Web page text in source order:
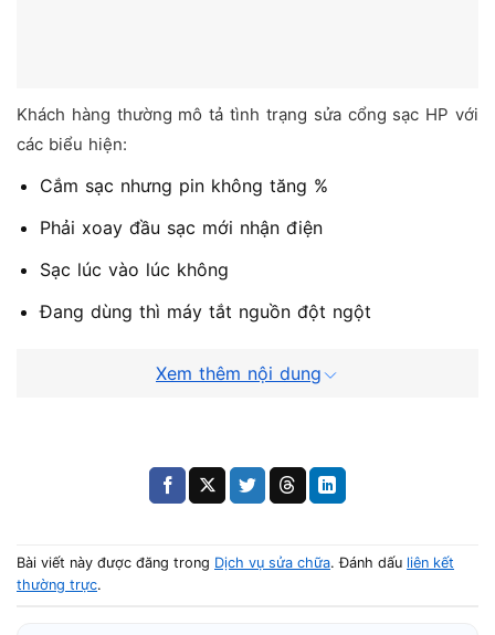
Khách hàng thường mô tả tình trạng sửa cổng sạc HP với
các biểu hiện:
Cắm sạc nhưng pin không tăng %
Phải xoay đầu sạc mới nhận điện
Sạc lúc vào lúc không
Đang dùng thì máy tắt nguồn đột ngột
hỏng
Xem thêm nội dung
Bài viết này được đăng trong Dịch vụ sửa chữa. Đánh dấu liên kết
thường trực.